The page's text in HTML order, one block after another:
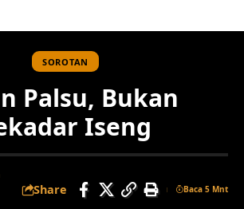
SOROTAN
Palsu, Bukan
Iseng
Share Baca 5 Mnt